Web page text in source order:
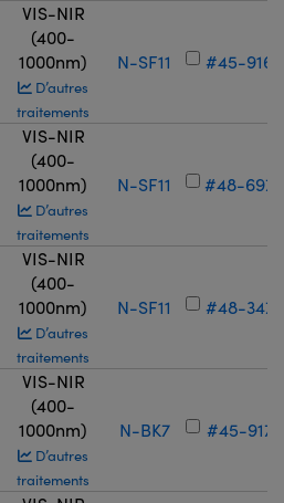
VIS-NIR
(400-
1000nm)
D’autres
traitements
N-SF11 #45-916
VIS-NIR
(400-
1000nm)
D’autres
traitements
N-SF11 #48-697
VIS-NIR
(400-
1000nm)
D’autres
traitements
N-SF11 #48-347
VIS-NIR
(400-
1000nm)
D’autres
traitements
N-BK7 #45-917